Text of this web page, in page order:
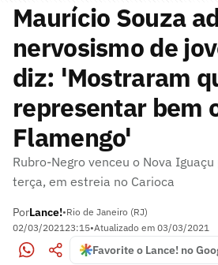
Maurício Souza
nervosismo de
diz: 'Mostraram
representar bem
Flamengo'
Rubro-Negro venceu o Nova
terça, em estreia no Carioca
PorLance!•Rio de Janeiro (RJ)
02/03/202123:15•Atualizado em 03/03/2021
Favorite o Lance! no